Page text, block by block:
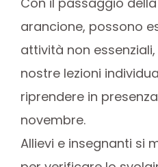
arancione, possono
attività non
nostre lezioni
riprendere in
novembre.
Allievi e insegnanti si